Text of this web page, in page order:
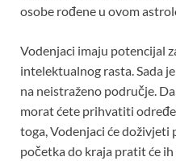
osobe rođene u ovom
Vodenjaci imaju potencijal
intelektualnog rasta. Sada
na neistraženo područje.
morat ćete prihvatiti
toga, Vodenjaci će doživjeti
početka do kraja pratit će ih